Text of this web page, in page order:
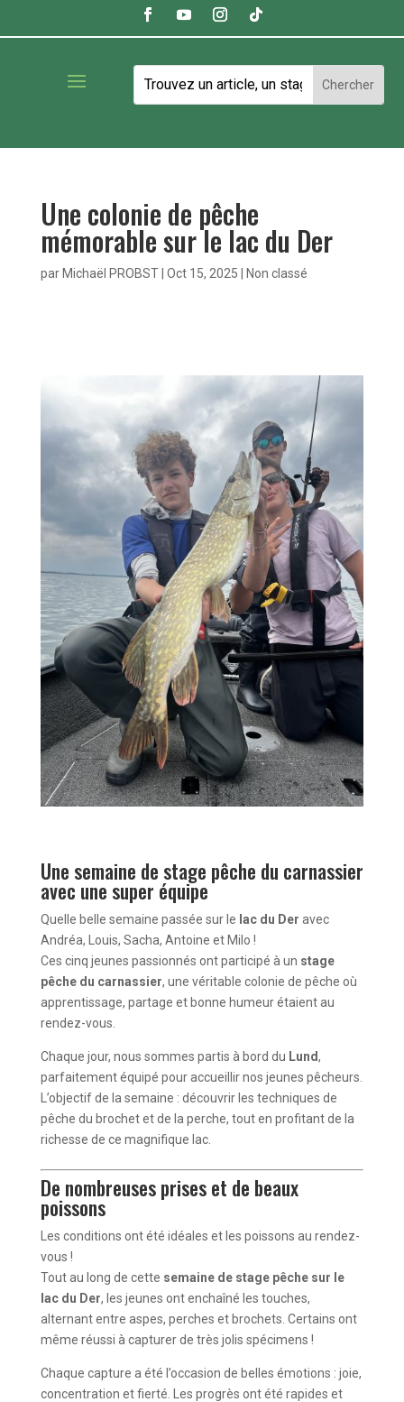
Une colonie de pêche
mémorable sur le lac du Der
par Michaël PROBST| Oct 15, 2025 Non classé
Une semaine de stage pêche du carnassier
avec une super équipe
Quelle belle semaine passée sur le lac du Der avec
Andréa, Louis, Sacha, Antoine et Milo !
Ces cinq jeunes passionnés ont participé à un stage
pêche du carnassier, une véritable colonie de pêche où
apprentissage, partage et bonne humeur étaient au
rendez-vous.
Chaque jour, nous sommes partis à bord du Lund,
parfaitement équipé pour accueillir nos jeunes pêcheurs.
L’objectif de la semaine : découvrir les techniques de
pêche du brochet et de la perche, tout en profitant de la
richesse de ce magnifique lac.
De nombreuses prises et de beaux
poissons
Les conditions ont été idéales et les poissons au rendez-
vous !
Tout au long de cette semaine de stage pêche sur le
lac du Der, les jeunes ont enchaîné les touches,
alternant entre aspes, perches et brochets. Certains ont
même réussi à capturer de très jolis spécimens !
Chaque capture a été l’occasion de belles émotions : joie,
concentration et fierté. Les progrès ont été rapides et